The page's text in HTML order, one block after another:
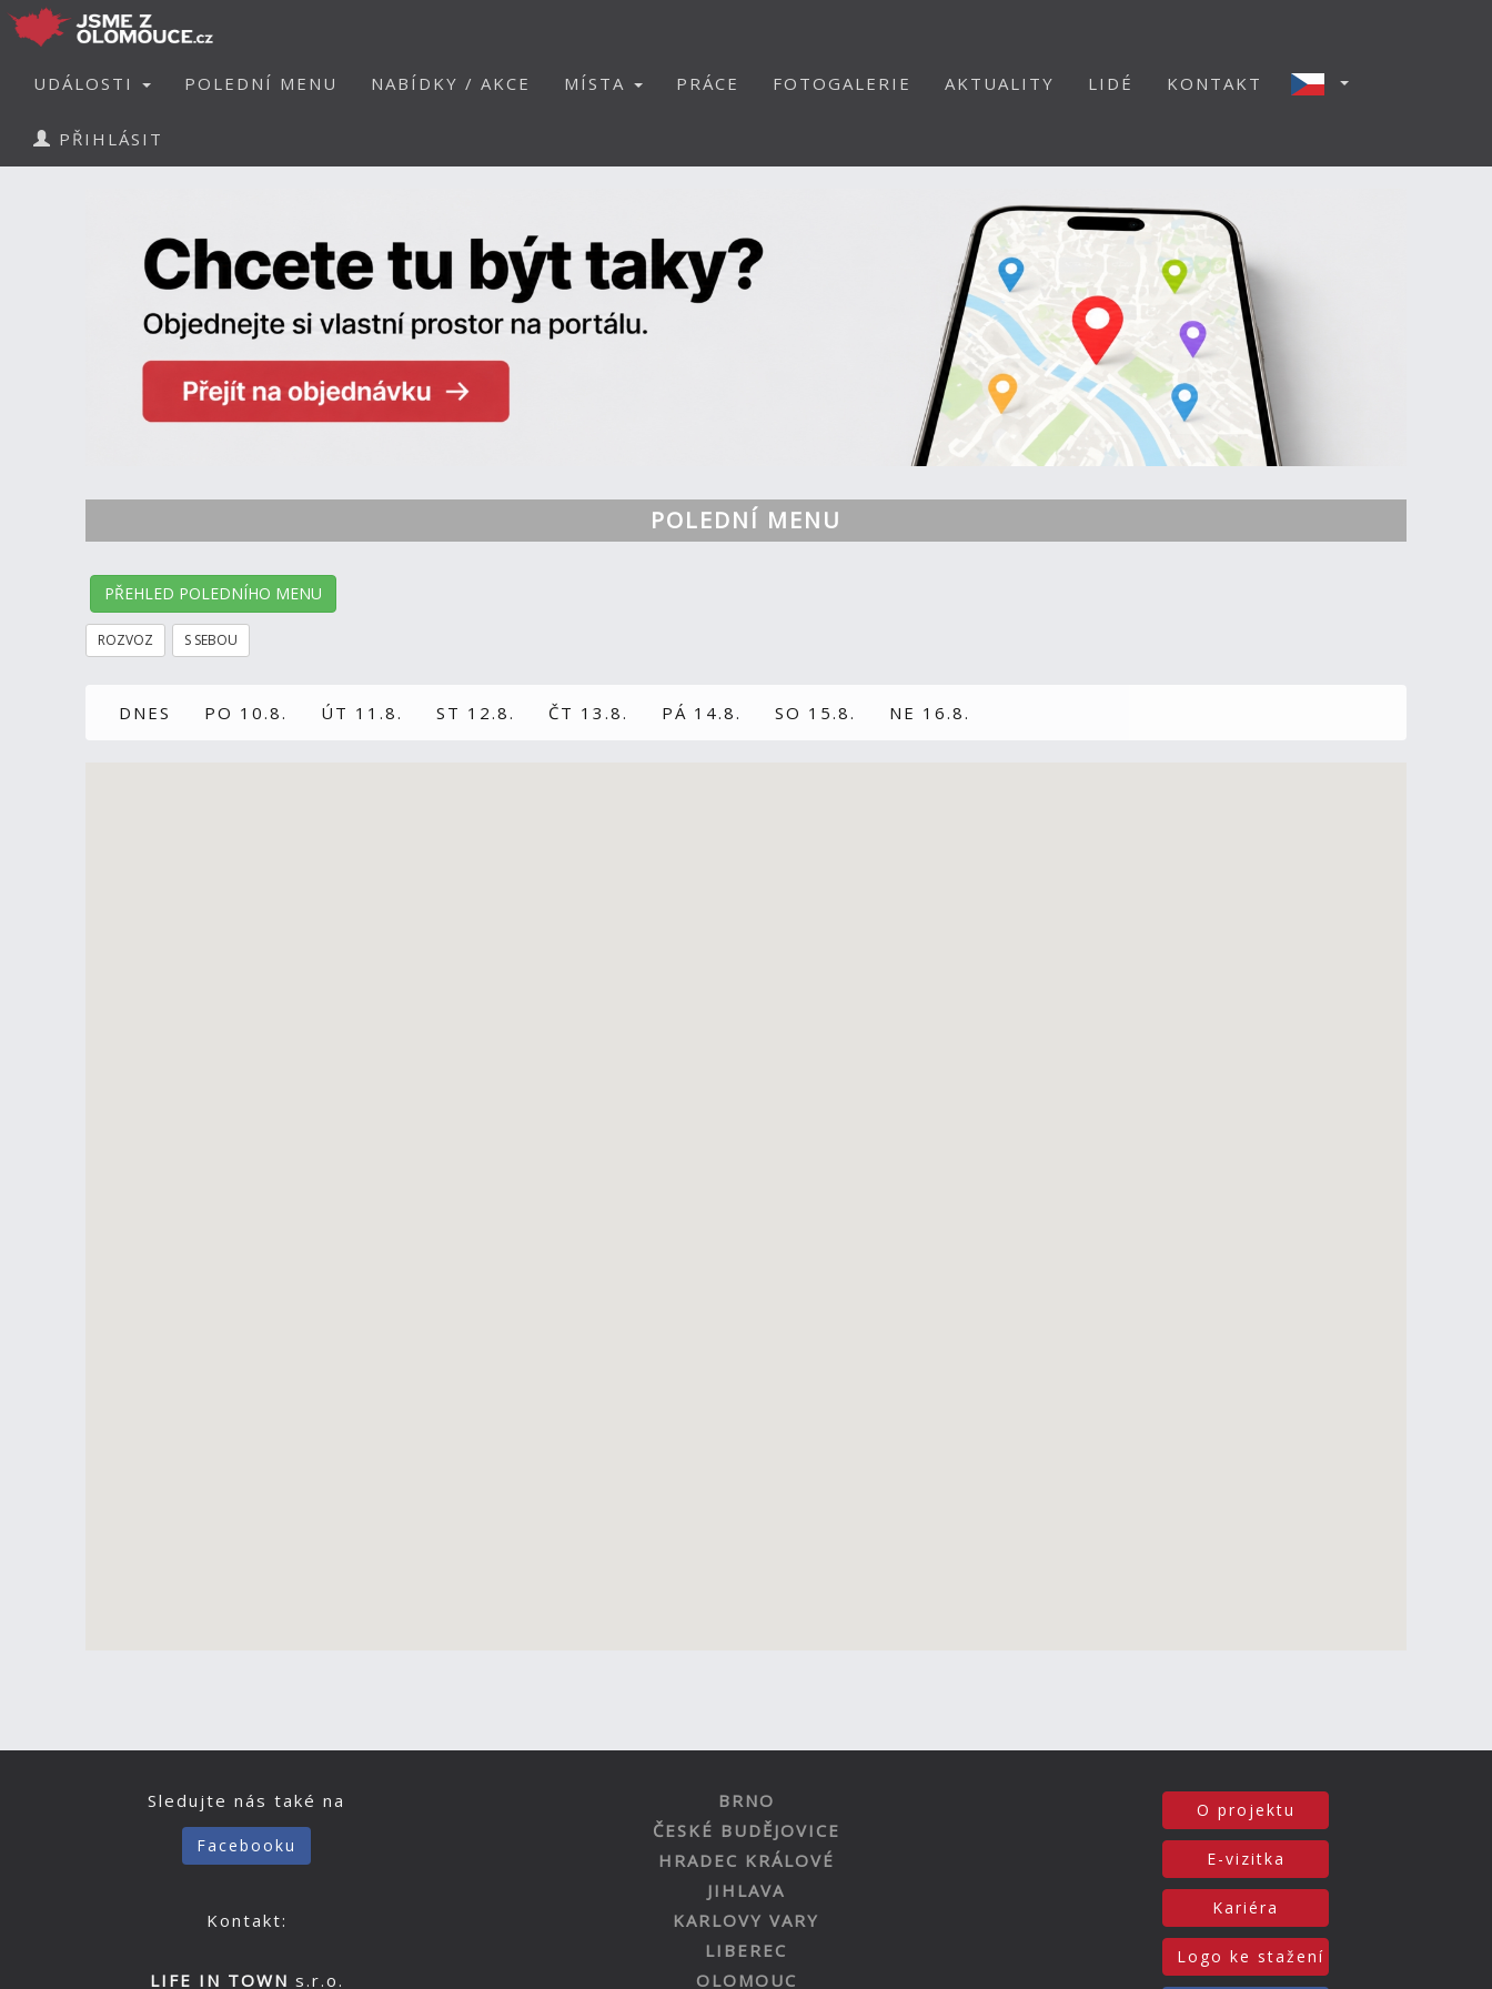
UDÁLOSTI POLEDNÍ MENU NABÍDKY / AKCE MÍSTA PRÁCE FOTOGALERIE AKTUALITY LIDÉ KONTAKT
PŘIHLÁSIT
POLEDNÍ MENU
PŘEHLED POLEDNÍHO MENU
ROZVOZ S SEBOU
DNES PO 10.8. ÚT 11.8. ST 12.8. ČT 13.8. PÁ 14.8. SO 15.8. NE 16.8.
Sledujte nás také na
Facebooku
Kontakt:
LIFE IN TOWN s.r.o.
BRNO
ČESKÉ BUDĚJOVICE
HRADEC KRÁLOVÉ
JIHLAVA
KARLOVY VARY
LIBEREC
OLOMOUC
O projektu
E-vizitka
Kariéra
Logo ke stažení